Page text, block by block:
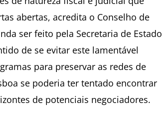
abertas, acredita o Conselho de
ser feito pela Secretaria de Estado
de se evitar este lamentável
para preservar as redes de
se poderia ter tentado encontrar
de potenciais negociadores.